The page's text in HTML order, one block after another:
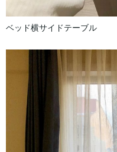
ベッド横サイドテーブル